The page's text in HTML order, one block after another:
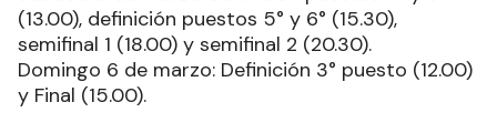
(13.00), definición puestos 5° y 6° (15.30),
semifinal 1 (18.00) y semifinal 2 (20.30).
Domingo 6 de marzo: Definición 3° puesto (12.00)
y Final (15.00).